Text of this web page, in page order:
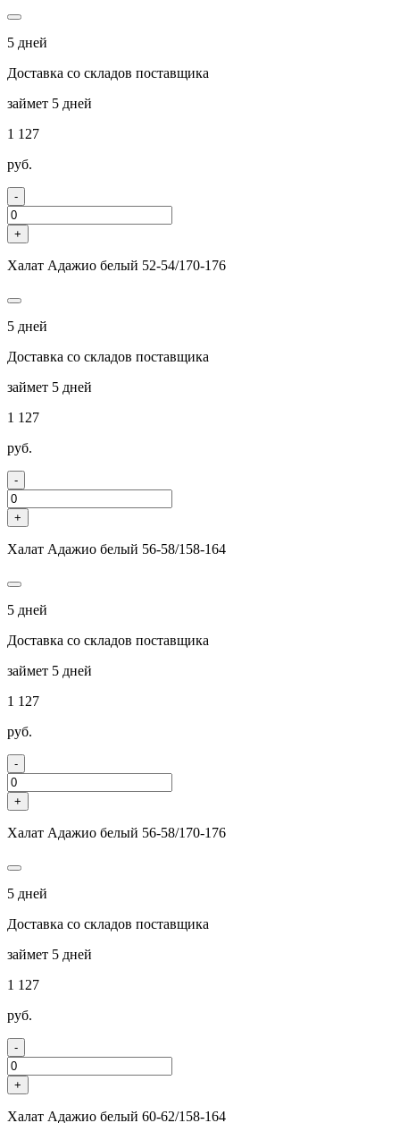
5 дней
Доставка со складов поставщика
займет 5 дней
1 127
руб.
-
+
Халат Адажио белый 52-54/170-176
5 дней
Доставка со складов поставщика
займет 5 дней
1 127
руб.
-
+
Халат Адажио белый 56-58/158-164
5 дней
Доставка со складов поставщика
займет 5 дней
1 127
руб.
-
+
Халат Адажио белый 56-58/170-176
5 дней
Доставка со складов поставщика
займет 5 дней
1 127
руб.
-
+
Халат Адажио белый 60-62/158-164